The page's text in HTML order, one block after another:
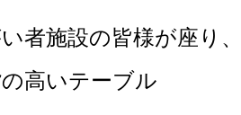
者施設の皆様が座り
高いテーブル